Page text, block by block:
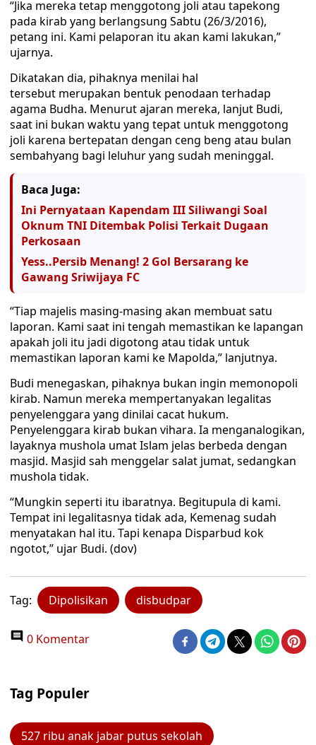
“Jika mereka tetap menggotong joli atau tapekong
pada kirab yang berlangsung Sabtu (26/3/2016),
petang ini. Kami pelaporan itu akan kami lakukan,”
ujarnya.
Dikatakan dia, pihaknya menilai hal
tersebut merupakan bentuk penodaan terhadap
agama Budha. Menurut ajaran mereka, lanjut Budi,
saat ini bukan waktu yang tepat untuk menggotong
joli karena bertepatan dengan ceng beng atau bulan
sembahyang bagi leluhur yang sudah meninggal.
Baca Juga:
Ini Pernyataan Kapendam III Siliwangi Soal
Oknum TNI Ditembak Polisi Terkait Dugaan
Perkosaan
Yess..Persib Menang! 2 Gol Bersarang ke
Gawang Sriwijaya FC
“Tiap majelis masing-masing akan membuat satu
laporan. Kami saat ini tengah memastikan ke lapangan
apakah joli itu jadi digotong atau tidak untuk
memastikan laporan kami ke Mapolda,” lanjutnya.
Budi menegaskan, pihaknya bukan ingin memonopoli
kirab. Namun mereka mempertanyakan legalitas
penyelenggara yang dinilai cacat hukum.
Penyelenggara kirab bukan vihara. Ia menganalogikan,
layaknya mushola umat Islam jelas berbeda dengan
masjid. Masjid sah menggelar salat jumat, sedangkan
mushola tidak.
“Mungkin seperti itu ibaratnya. Begitupula di kami.
Tempat ini legalitasnya tidak ada, Kemenag sudah
menyatakan hal itu. Tapi kenapa Disparbud kok
ngotot,” ujar Budi. (dov)
Tag: Dipolisikan disbudpar
0 Komentar
Tag Populer
527 ribu anak jabar putus sekolah